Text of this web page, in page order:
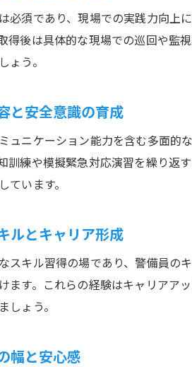
必須であり、現場での実践力向上
得後は具体的な現場での巡回や
ょう。
と安全意識の育成
ュニケーション能力を含む多面
訓練や模擬緊急対応演習を繰り返
います。
ルとキャリア形成
スキル習得の場であり、警備員の
ます。これらの経験はキャリアア
しょう。
幅と安心感